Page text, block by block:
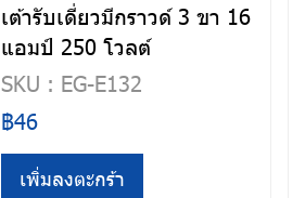
เต้ารับเดี่ยวมีกราวด์ 3 ขา 16
แอมป์ 250 โวลต์
SKU : EG-E132
฿46
เพิ่มลงตะกร้า